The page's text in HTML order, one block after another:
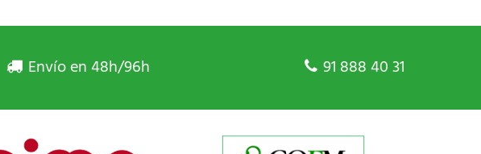
Envío en 48h/96h 91 888 40 31